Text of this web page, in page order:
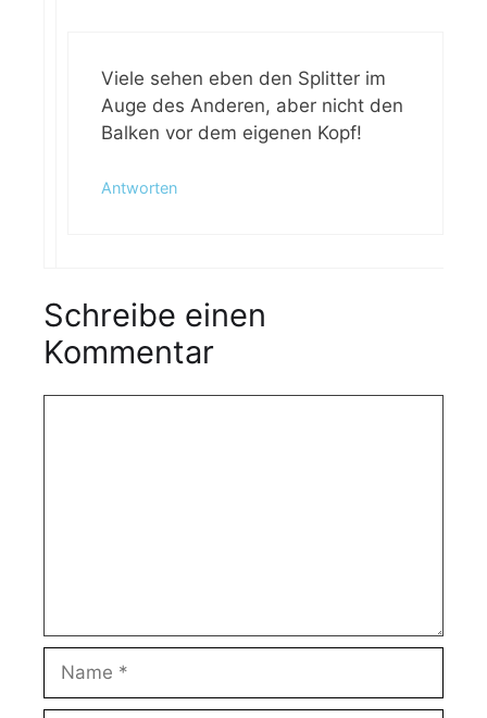
Viele sehen eben den Splitter im
Auge des Anderen, aber nicht den
Balken vor dem eigenen Kopf!
Antworten
Schreibe einen
Kommentar